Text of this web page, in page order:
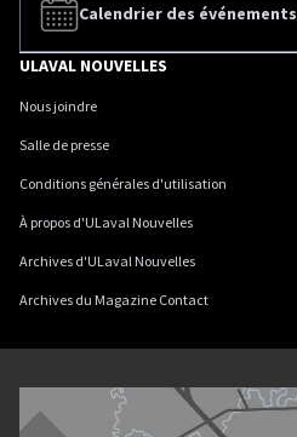
Calendrier des événements
ULAVAL NOUVELLES
Nous joindre
Salle de presse
Conditions générales d'utilisation
À propos d'ULaval Nouvelles
Archives d'ULaval Nouvelles
Archives du Magazine Contact